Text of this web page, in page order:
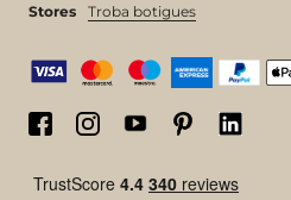
Stores Troba botigues